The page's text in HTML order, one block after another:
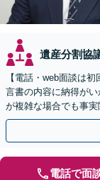
遺産分割協
【電話・web面談は
言書の内容に納得が
が複雑な場合でも事実
尽力します。まずは
電話で面